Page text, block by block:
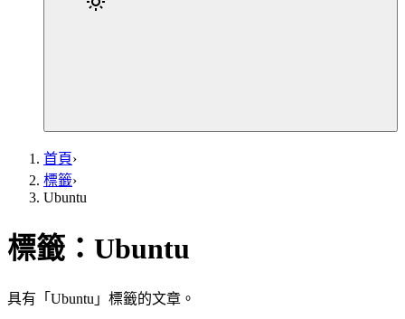
首頁›
標籤›
Ubuntu
標籤： Ubuntu
具有「Ubuntu」標籤的文章。